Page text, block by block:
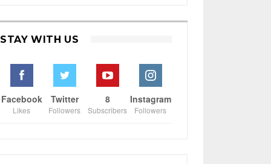
STAY WITH US
Facebook
Likes
Twitter
Followers
8
Subscribers
Instagram
Followers